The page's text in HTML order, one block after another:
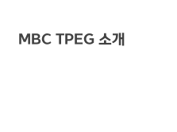
MBC TPEG 소개